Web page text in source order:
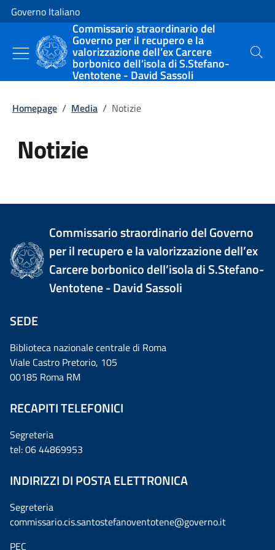
Vai al contenuto
Vai alla navigazione del sito
Governo Italiano
Commissario straordinario del
Governo per il recupero e la
valorizzazione dell’ex Carcere
borbonico dell’isola di S.Stefano-
Ventotene - David Sassoli
Cerca
Homepage / Media / Notizie
Notizie
Tutti i contenuti della pagina
Commissario straordinario del Governo
per il recupero e la valorizzazione dell’ex
Carcere borbonico dell’isola di S.Stefano-
Ventotene - David Sassoli
SEDE
Biblioteca nazionale centrale di Roma
Viale Castro Pretorio, 105
00185 Roma RM
RECAPITI TELEFONICI
Segreteria
tel: 06 44869953
INDIRIZZI DI POSTA ELETTRONICA
Segreteria
commissario.cis.santostefanoventotene@governo.it
PEC